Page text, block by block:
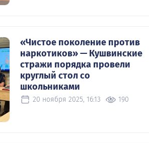
«Чистое поколение против
наркотиков» — Кушвинские
стражи порядка провели
круглый стол со
школьниками
20 ноября 2025, 16:13 190